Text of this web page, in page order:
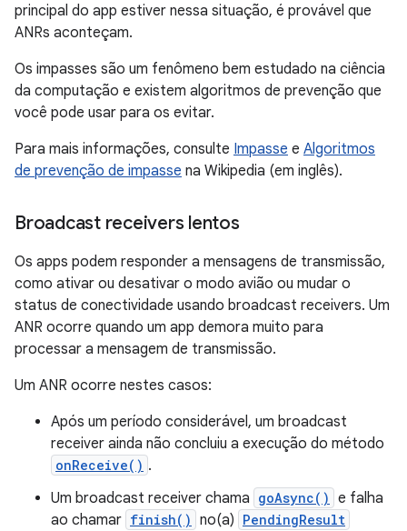
principal do app estiver nessa situação, é provável que
ANRs aconteçam.
Os impasses são um fenômeno bem estudado na ciência
da computação e existem algoritmos de prevenção que
você pode usar para os evitar.
Para mais informações, consulte Impasse e Algoritmos
de prevenção de impasse na Wikipedia (em inglês).
Broadcast receivers lentos
Os apps podem responder a mensagens de transmissão,
como ativar ou desativar o modo avião ou mudar o
status de conectividade usando broadcast receivers. Um
ANR ocorre quando um app demora muito para
processar a mensagem de transmissão.
Um ANR ocorre nestes casos:
Após um período considerável, um broadcast
receiver ainda não concluiu a execução do método
onReceive() .
Um broadcast receiver chama goAsync() e falha
ao chamar finish() no(a) PendingResult